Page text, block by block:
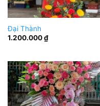
Đại Thành
1.200.000₫